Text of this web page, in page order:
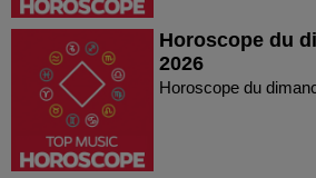
Horoscope du
2026
Horoscope du